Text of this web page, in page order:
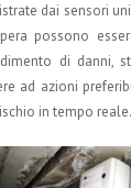
dai sensori
possono
di danni,
ad azioni
in tempo reale.